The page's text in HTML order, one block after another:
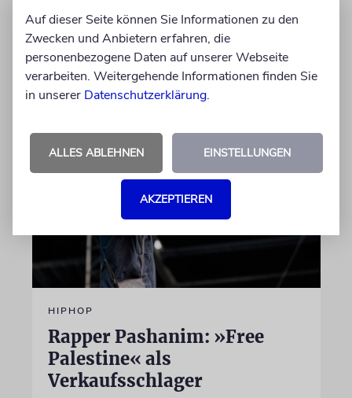
diese Leistung mit einem Preis. Igor Levit ist
Laudator
07.08.2026
HIPHOP
Rapper Pashanim: »Free
Palestine« als
Verkaufsschlager
Auf dieser Seite können Sie Informationen zu den
Zwecken und Anbietern erfahren, die
personenbezogene Daten auf unserer Webseite
verarbeiten. Weitergehende Informationen finden Sie
in unserer Datenschutzerklärung.
ALLES ABLEHNEN EINSTELLUNGEN
AKZEPTIEREN